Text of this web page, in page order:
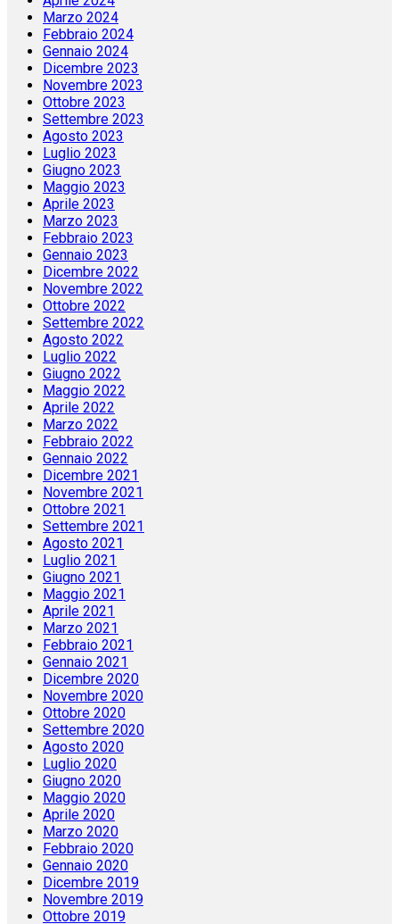
Marzo 2024
Febbraio 2024
Gennaio 2024
Dicembre 2023
Novembre 2023
Ottobre 2023
Settembre 2023
Agosto 2023
Luglio 2023
Giugno 2023
Maggio 2023
Aprile 2023
Marzo 2023
Febbraio 2023
Gennaio 2023
Dicembre 2022
Novembre 2022
Ottobre 2022
Settembre 2022
Agosto 2022
Luglio 2022
Giugno 2022
Maggio 2022
Aprile 2022
Marzo 2022
Febbraio 2022
Gennaio 2022
Dicembre 2021
Novembre 2021
Ottobre 2021
Settembre 2021
Agosto 2021
Luglio 2021
Giugno 2021
Maggio 2021
Aprile 2021
Marzo 2021
Febbraio 2021
Gennaio 2021
Dicembre 2020
Novembre 2020
Ottobre 2020
Settembre 2020
Agosto 2020
Luglio 2020
Giugno 2020
Maggio 2020
Aprile 2020
Marzo 2020
Febbraio 2020
Gennaio 2020
Dicembre 2019
Novembre 2019
Ottobre 2019